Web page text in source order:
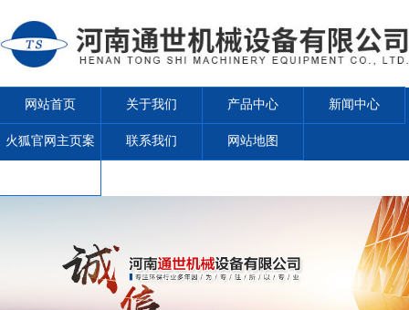
网站首页 关于我们 产品中心 新闻中心
火狐官网主页案 联系我们 网站地图